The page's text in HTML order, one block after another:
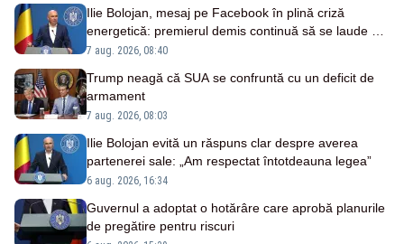
Ilie Bolojan, mesaj pe Facebook în plină criză
energetică: premierul demis continuă să se laude cu
măsurile luate
7 aug. 2026, 08:40
Trump neagă că SUA se confruntă cu un deficit de
armament
7 aug. 2026, 08:03
Ilie Bolojan evită un răspuns clar despre averea
partenerei sale: „Am respectat întotdeauna legea”
6 aug. 2026, 16:34
Guvernul a adoptat o hotărâre care aprobă planurile
de pregătire pentru riscuri